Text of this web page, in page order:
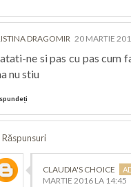
DRAGOMIR 20 MARTIE
ne si pas cu pas cum
nu stiu
Răspunsuri
CLAUDIA'S CHOICE
MARTIE 2016 LA 14:45